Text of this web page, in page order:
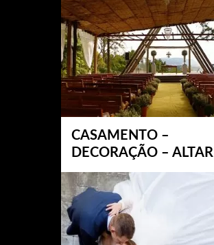
CASAMENTO –
DECORAÇÃO – ALTAR